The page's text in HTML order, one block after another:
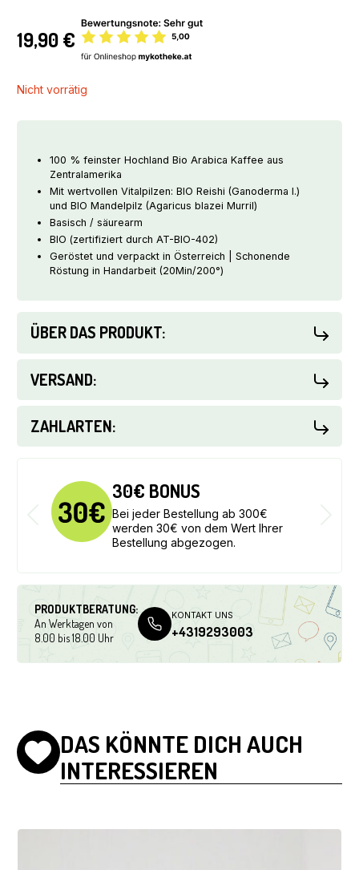
19,90€
Nicht vorrätig
100 % feinster Hochland Bio Arabica Kaffee aus
Zentralamerika
Mit wertvollen Vitalpilzen: BIO Reishi (Ganoderma l.)
und BIO Mandelpilz (Agaricus blazei Murril)
Basisch / säurearm
BIO (zertifiziert durch AT-BIO-402)
Geröstet und verpackt in Österreich | Schonende
Röstung in Handarbeit (20Min/200°)
ÜBER DAS PRODUKT:
VERSAND:
ZAHLARTEN:
30€ BONUS
Bei jeder Bestellung ab 300€
werden 30€ von dem Wert Ihrer
Bestellung abgezogen.
PRODUKTBERATUNG:
An Werktagen von
8.00 bis 18.00 Uhr
KONTAKT UNS
+4319293003
DAS KÖNNTE DICH AUCH
INTERESSIEREN